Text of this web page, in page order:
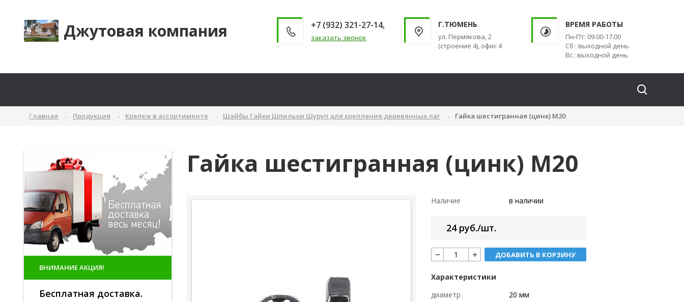
Джутовая компания +7 (932) 321-27-14,
заказать звонок
Г.ТЮМЕНЬ
ул. Пермякова, 2
(строение 4), офис 4
ВРЕМЯ РАБОТЫ
Пн-Пт: 09:00-17:00
Сб : выходной день
Вс : выходной день
Главная Продукция Крепеж в ассортименте Шайбы Гайки Шпильки Шуруп для крепления деревянных лаг Гайка шестигранная (цинк) М20
ВНИМАНИЕ АКЦИЯ!
Бесплатная доставка.
Гайка шестигранная (цинк) М20
Наличие в наличии
24 руб./шт.
ДОБАВИТЬ В КОРЗИНУ
Характеристики
диаметр
20 мм